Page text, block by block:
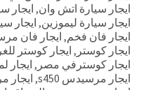
ايجار سيارة اتش وان, ايجار
ايجار سيارة ليموزين, ايجار
ايجار فان فخم,ايجار فان
ايجار كوستر , ايجار كوستر
ايجار كوسترفي مصر , ايجار
ايجار مرسيدس s450
, ايجار